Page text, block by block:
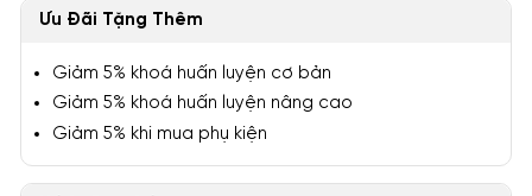
Ưu Đãi Tặng Thêm
Giảm 5% khoá huấn luyện cơ bản
Giảm 5% khoá huấn luyện nâng cao
Giảm 5% khi mua phụ kiện